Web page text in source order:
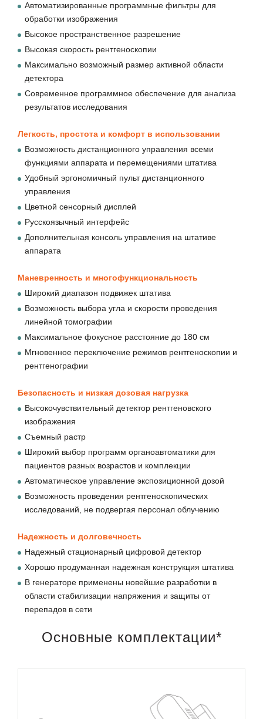
Автоматизированные программные фильтры для
обработки изображения
Высокое пространственное разрешение
Высокая скорость рентгеноскопии
Максимально возможный размер активной области
детектора
Современное программное обеспечение для анализа
результатов исследования
Легкость, простота и комфорт в использовании
Возможность дистанционного управления всеми
функциями аппарата и перемещениями штатива
Удобный эргономичный пульт дистанционного
управления
Цветной сенсорный дисплей
Русскоязычный интерфейс
Дополнительная консоль управления на штативе
аппарата
Маневренность и многофункциональность
Широкий диапазон подвижек штатива
Возможность выбора угла и скорости проведения
линейной томографии
Максимальное фокусное расстояние до 180 см
Мгновенное переключение режимов рентгеноскопии и
рентгенографии
Безопасность и низкая дозовая нагрузка
Высокочувствительный детектор рентгеновского
изображения
Съемный растр
Широкий выбор программ органоавтоматики для
пациентов разных возрастов и комплекции
Автоматическое управление экспозиционной дозой
Возможность проведения рентгеноскопических
исследований, не подвергая персонал облучению
Надежность и долговечность
Надежный стационарный цифровой детектор
Хорошо продуманная надежная конструкция штатива
В генераторе применены новейшие разработки в
области стабилизации напряжения и защиты от
перепадов в сети
Основные комплектации*